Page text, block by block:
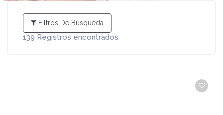
Filtros De Búsqueda
139 Registros encontrados